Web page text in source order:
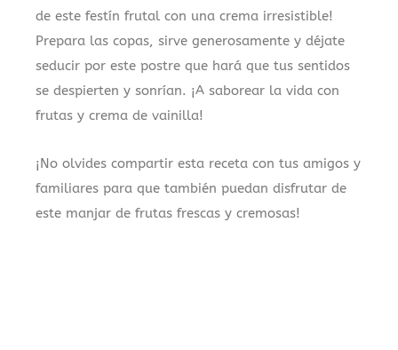
de este festín frutal con una crema irresistible!
Prepara las copas, sirve generosamente y déjate
seducir por este postre que hará que tus sentidos
se despierten y sonrían. ¡A saborear la vida con
frutas y crema de vainilla!
¡No olvides compartir esta receta con tus amigos y
familiares para que también puedan disfrutar de
este manjar de frutas frescas y cremosas!